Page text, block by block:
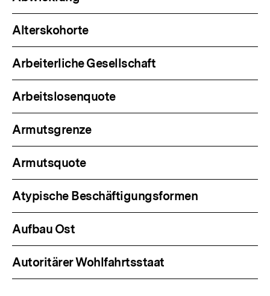
Alterskohorte
Arbeiterliche Gesellschaft
Arbeitslosenquote
Armutsgrenze
Armutsquote
Atypische Beschäftigungsformen
Aufbau Ost
Autoritärer Wohlfahrtsstaat